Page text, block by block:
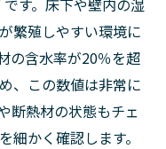
繁殖しやすい環境に
の含水率が20％を超
、この数値は非常に
断熱材の状態もチェ
細かく確認します。